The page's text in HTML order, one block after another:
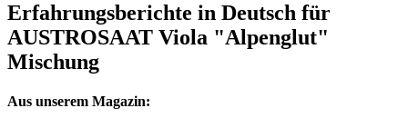
Erfahrungsberichte in Deutsch für
AUSTROSAAT Viola "Alpenglut"
Mischung
Aus unserem Magazin: